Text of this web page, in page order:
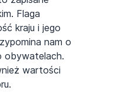
Flaga
kraju i jego
nam o
obywatelach.
wartości